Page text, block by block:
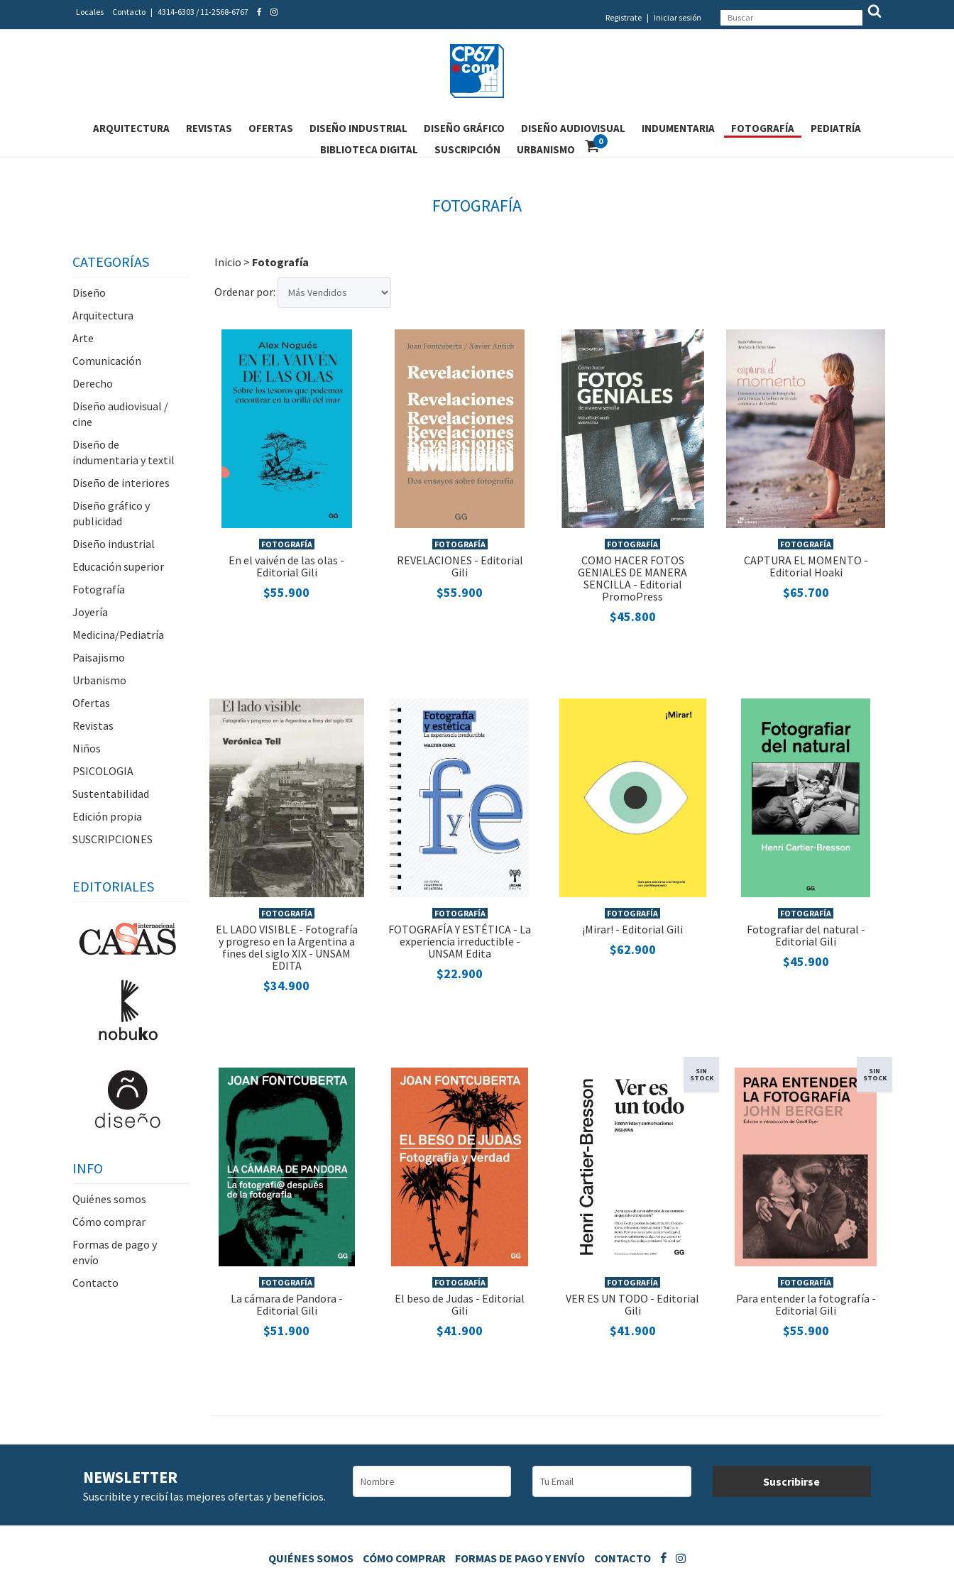
Locales Contacto | 4314-6303 / 11-2568-6767
Registrate | Iniciar sesión
ARQUITECTURA REVISTAS OFERTAS DISEÑO INDUSTRIAL DISEÑO GRÁFICO DISEÑO AUDIOVISUAL INDUMENTARIA FOTOGRAFÍA
PEDIATRÍA
BIBLIOTECA DIGITAL
SUSCRIPCIÓN URBANISMO
0
FOTOGRAFÍA
CATEGORÍAS
Diseño
Arquitectura
Arte
Comunicación
Derecho
Diseño audiovisual /
cine
Diseño de
indumentaria y textil
Diseño de interiores
Diseño gráfico y
publicidad
Diseño industrial
Educación superior
Fotografía
Joyería
Medicina/Pediatría
Paisajismo
Urbanismo
Ofertas
Revistas
Niños
PSICOLOGIA
Sustentabilidad
Edición propia
SUSCRIPCIONES
EDITORIALES
INFO
Quiénes somos
Cómo comprar
Formas de pago y
envío
Contacto
Inicio > Fotografía
Ordenar por:
FOTOGRAFÍA
En el vaivén de las olas -
Editorial Gili
$55.900
FOTOGRAFÍA
REVELACIONES - Editorial
Gili
$55.900
FOTOGRAFÍA
COMO HACER FOTOS
GENIALES DE MANERA
SENCILLA - Editorial
PromoPress
$45.800
FOTOGRAFÍA
CAPTURA EL MOMENTO -
Editorial Hoaki
$65.700
FOTOGRAFÍA
EL LADO VISIBLE - Fotografía
y progreso en la Argentina a
fines del siglo XIX - UNSAM
EDITA
$34.900
FOTOGRAFÍA
FOTOGRAFÍA Y ESTÉTICA - La
experiencia irreductible -
UNSAM Edita
$22.900
FOTOGRAFÍA
¡Mirar! - Editorial Gili
$62.900
FOTOGRAFÍA
Fotografiar del natural -
Editorial Gili
$45.900
FOTOGRAFÍA
La cámara de Pandora -
Editorial Gili
$51.900
FOTOGRAFÍA
El beso de Judas - Editorial
Gili
$41.900
SIN
STOCK
FOTOGRAFÍA
VER ES UN TODO - Editorial
Gili
$41.900
SIN
STOCK
FOTOGRAFÍA
Para entender la fotografía -
Editorial Gili
$55.900
NEWSLETTER
Suscribite y recibí las mejores ofertas y beneficios.
QUIÉNES SOMOS CÓMO COMPRAR FORMAS DE PAGO Y ENVÍO CONTACTO